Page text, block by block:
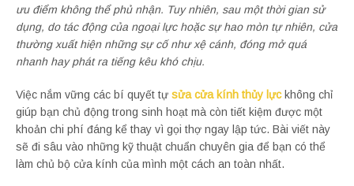
ưu điểm không thể phủ nhận. Tuy nhiên, sau một thời gian sử
dụng, do tác động của ngoại lực hoặc sự hao mòn tự nhiên, cửa
thường xuất hiện những sự cố như xệ cánh, đóng mở quá
nhanh hay phát ra tiếng kêu khó chịu.
Việc nắm vững các bí quyết tự sửa cửa kính thủy lựckhông chỉ
giúp bạn chủ động trong sinh hoạt mà còn tiết kiệm được một
khoản chi phí đáng kể thay vì gọi thợ ngay lập tức. Bài viết này
sẽ đi sâu vào những kỹ thuật chuẩn chuyên gia để bạn có thể
làm chủ bộ cửa kính của mình một cách an toàn nhất.